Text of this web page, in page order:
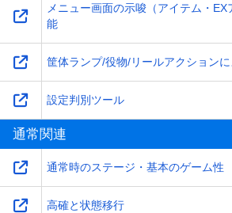
メニュー画面の示唆（アイテム・
能
筐体ランプ/役物/リールアクションに
設定判別ツール
通常関連
通常時のステージ・基本のゲーム性
高確と状態移行